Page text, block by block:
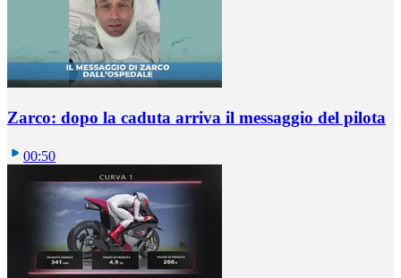
Zarco: dopo la caduta arriva il messaggio del pilota
00:50